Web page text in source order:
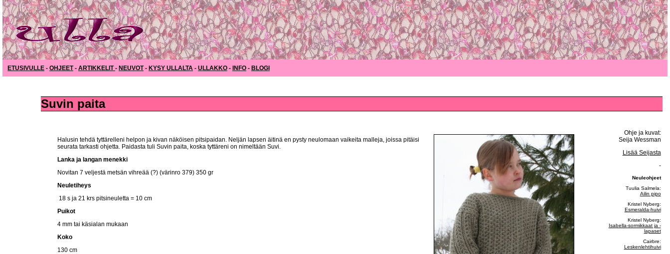
ETUSIVULLE - OHJEET- ARTIKKELIT- NEUVOT- KYSY ULLALTA - ULLAKKO - INFO - BLOGI
Suvin paita
Halusin tehdä tyttärelleni helpon ja kivan näköisen pitsipaidan. Neljän lapsen äitinä en pysty neulomaan vaikeita malleja, joissa pitäisi
seurata tarkasti ohjetta. Paidasta tuli Suvin paita, koska tyttäreni on nimeltään Suvi.
Lanka ja langan menekki
Novitan 7 veljestä metsän vihreää (?) (värinro 379) 350 gr
Neuletiheys
18 s ja 21 krs pitsineuletta = 10 cm
Puikot
4 mm tai käsialan mukaan
Koko
130 cm
Ohje ja kuvat:
Seija Wessman
Lisää Seijasta
-
Neuleohjeet
Tuulia Salmela:
Ailin pipo
Kristel Nyberg:
Esmeralda-huivi
Kristel Nyberg:
Isabella-sormikkaat ja -
lapaset
Cairbre:
Leskenlehtihuivi